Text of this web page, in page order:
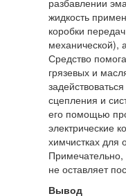
разбавлении
жидкость
коробки
механической),
Средство
грязевых и
сцепления и
его помощью
электрические
химчистках для
Примечательно,
не оставляет
Вывод